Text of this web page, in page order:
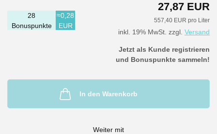
27,87 EUR
557,40 EUR pro Liter
inkl. 19% MwSt. zzgl. Versand
28
Bonuspunkte
≈0,28
EUR
Jetzt als Kunde registrieren
und Bonuspunkte sammeln!
In den Warenkorb
Weiter mit